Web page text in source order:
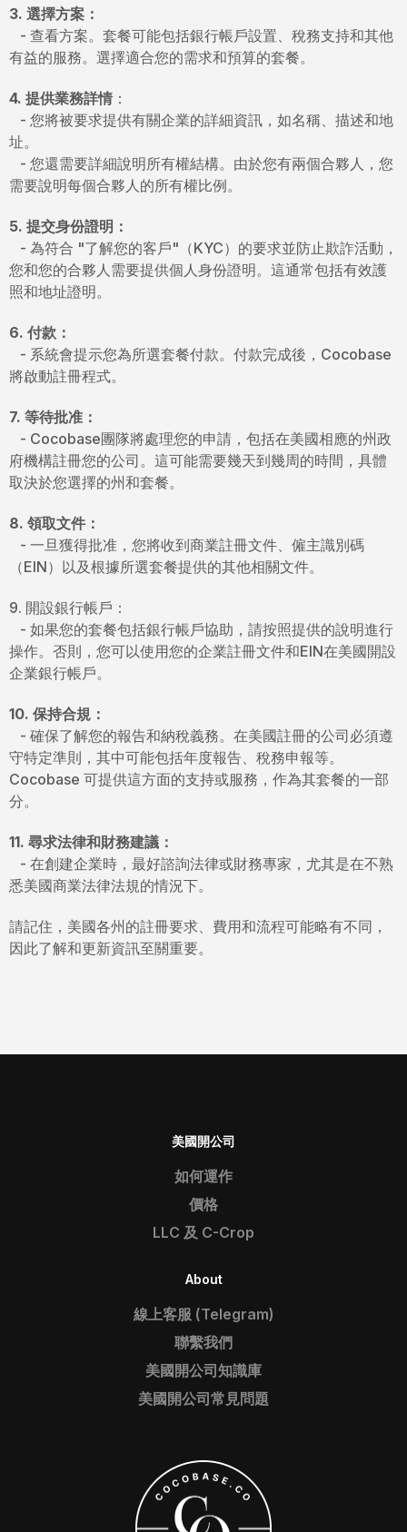
3. 選擇方案：
- 查看方案。套餐可能包括銀行帳戶設置、稅務支持和其他
有益的服務。選擇適合您的需求和預算的套餐。
4. 提供業務詳情 ：
- 您將被要求提供有關企業的詳細資訊，如名稱、描述和地
址。
- 您還需要詳細說明所有權結構。由於您有兩個合夥人，您
需要說明每個合夥人的所有權比例。
5. 提交身份證明：
- 為符合 "了解您的客戶"（KYC）的要求並防止欺詐活動，
您和您的合夥人需要提供個人身份證明。這通常包括有效護
照和地址證明。
6. 付款：
- 系統會提示您為所選套餐付款。付款完成後，Cocobase
將啟動註冊程式。
7. 等待批准：
- Cocobase團隊將處理您的申請，包括在美國相應的州政
府機構註冊您的公司。這可能需要幾天到幾周的時間，具體
取決於您選擇的州和套餐。
8. 領取文件：
- 一旦獲得批准，您將收到商業註冊文件、僱主識別碼
（EIN）以及根據所選套餐提供的其他相關文件。
9. 開設銀行帳戶：
- 如果您的套餐包括銀行帳戶協助，請按照提供的說明進行
操作。否則，您可以使用您的企業註冊文件和EIN在美國開設
企業銀行帳戶。
10. 保持合規：
- 確保了解您的報告和納稅義務。在美國註冊的公司必須遵
守特定準則，其中可能包括年度報告、稅務申報等。
Cocobase 可提供這方面的支持或服務，作為其套餐的一部
分。
11. 尋求法律和財務建議：
- 在創建企業時，最好諮詢法律或財務專家，尤其是在不熟
悉美國商業法律法規的情況下。
請記住，美國各州的註冊要求、費用和流程可能略有不同，
因此了解和更新資訊至關重要。
美國開公司
如何運作
價格
LLC 及 C-Crop
About
線上客服 (Telegram)
聯繫我們
美國開公司知識庫
美國開公司常見問題